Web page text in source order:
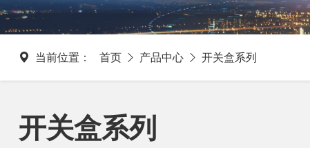
当前位置： 首页 产品中心 开关盒系列
开关盒系列